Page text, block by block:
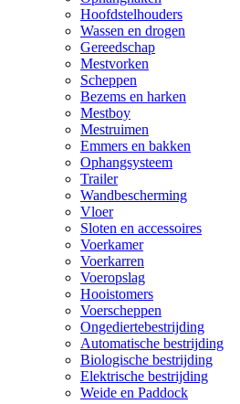
Hoofdstelhouders
Wassen en drogen
Gereedschap
Mestvorken
Scheppen
Bezems en harken
Mestboy
Mestruimen
Emmers en bakken
Ophangsysteem
Trailer
Wandbescherming
Vloer
Sloten en accessoires
Voerkamer
Voerkarren
Voeropslag
Hooistomers
Voerscheppen
Ongediertebestrijding
Automatische bestrijding
Biologische bestrijding
Elektrische bestrijding
Weide en Paddock